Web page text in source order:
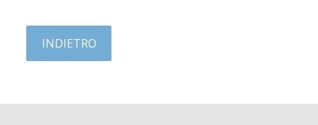
INDIETRO